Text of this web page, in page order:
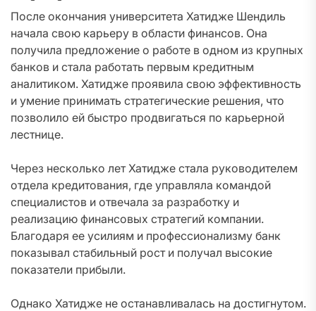
После окончания университета Хатидже Шендиль
начала свою карьеру в области финансов. Она
получила предложение о работе в одном из крупных
банков и стала работать первым кредитным
аналитиком. Хатидже проявила свою эффективность
и умение принимать стратегические решения, что
позволило ей быстро продвигаться по карьерной
лестнице.
Через несколько лет Хатидже стала руководителем
отдела кредитования, где управляла командой
специалистов и отвечала за разработку и
реализацию финансовых стратегий компании.
Благодаря ее усилиям и профессионализму банк
показывал стабильный рост и получал высокие
показатели прибыли.
Однако Хатидже не останавливалась на достигнутом.